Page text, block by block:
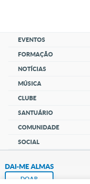
EVENTOS
FORMAÇÃO
NOTÍCIAS
MÚSICA
CLUBE
SANTUÁRIO
COMUNIDADE
SOCIAL
DAI-ME ALMAS
DOAR